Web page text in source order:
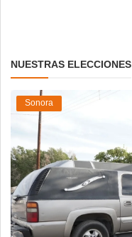
NUESTRAS ELECCIONES
Sonora